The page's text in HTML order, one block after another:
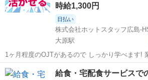
時給1,300円
日払い
株式会社ホットスタッフ広島-
大原駅
1ヶ月程度のOJTがあるので しっかり学べます!
とがあっても すぐに質問できる環境なので 安心
━━━━━━━━━━━━━━━━━━━━ 【仕事内容】
広島 一般事務
給食・宅配食サービスで